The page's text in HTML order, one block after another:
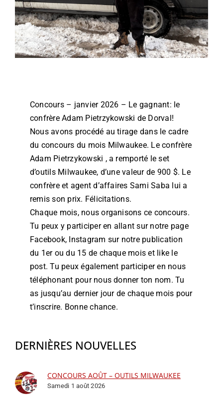
Concours – janvier 2026 – Le gagnant: le
confrère Adam Pietrzykowski de Dorval!
Nous avons procédé au tirage dans le cadre
du concours du mois Milwaukee. Le confrère
Adam Pietrzykowski , a remporté le set
d’outils Milwaukee, d’une valeur de 900 $. Le
confrère et agent d’affaires Sami Saba lui a
remis son prix. Félicitations.
Chaque mois, nous organisons ce concours.
Tu peux y participer en allant sur notre page
Facebook, Instagram sur notre publication
du 1er ou du 15 de chaque mois et like le
post. Tu peux également participer en nous
téléphonant pour nous donner ton nom. Tu
as jusqu’au dernier jour de chaque mois pour
t’inscrire. Bonne chance.
DERNIÈRES NOUVELLES
CONCOURS AOÛT – OUTILS MILWAUKEE
Samedi 1 août 2026